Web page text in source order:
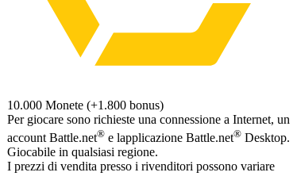
10.000 Monete (+1.800 bonus)
Available actions
Per giocare sono richieste una connessione a Internet, un
account Battle.net® e lapplicazione Battle.net® Desktop.
Giocabile in qualsiasi regione.
I prezzi di vendita presso i rivenditori possono variare